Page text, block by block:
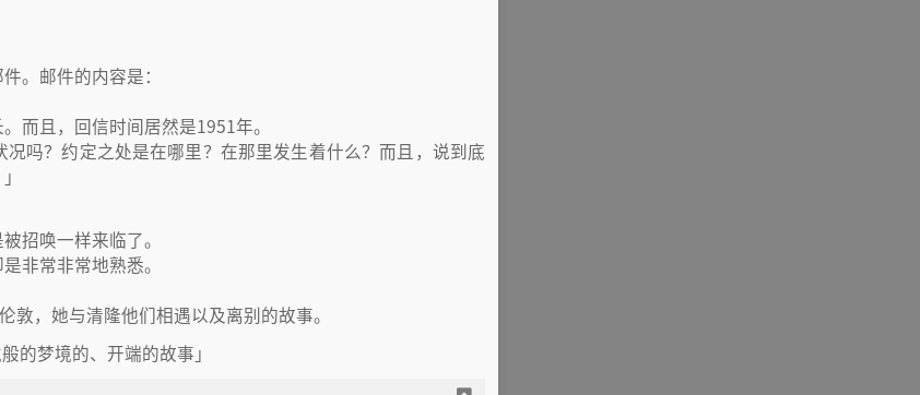
。邮件的内容是：
而且，回信时间居然是1951年。
吗？约定之处是在哪里？在那里发生着什么？而且，说到底
招唤一样来临了。
非常非常地熟悉。
，她与清隆他们相遇以及离别的故事。
的梦境的、开端的故事」